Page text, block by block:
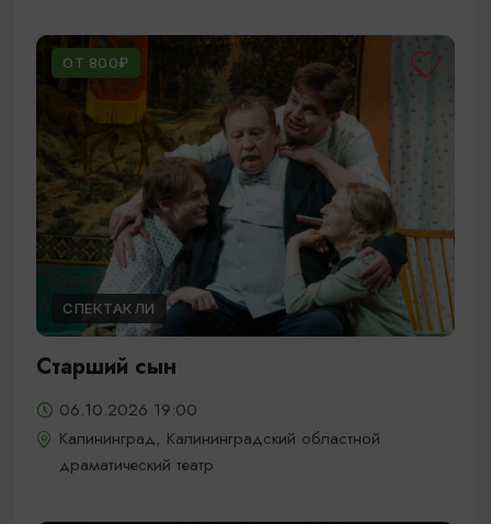
ОТ 800₽
СПЕКТАКЛИ
Старший сын
06.10.2026 19:00
Калининград, Калининградский областной
драматический театр